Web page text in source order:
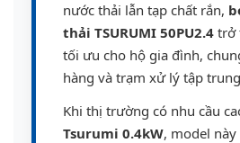
nước thải lẫn tạp chất rắn,
thải TSURUMI 50PU2.4 trở
tối ưu cho hộ gia đình,
hàng và trạm xử lý tập
Khi thị trường có nhu cầu
Tsurumi 0.4kW, model